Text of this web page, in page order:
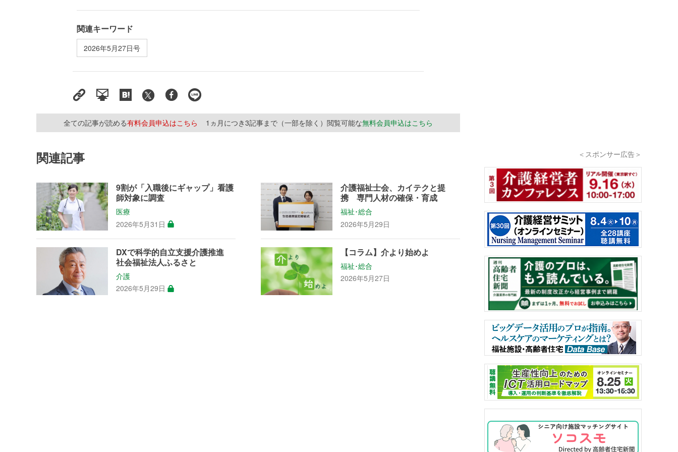
関連キーワード
2026年5月27日号
全ての記事が読める有料会員申込はこちら 1ヵ月につき3記事まで（一部を除く）閲覧可能な無料会員申込はこちら
関連記事
9割が「入職後にギャップ」看護
師対象に調査
医療
2026年5月31日
介護福祉士会、カイテクと提
携 専門人材の確保・育成
福祉･総合
2026年5月29日
DXで科学的自立支援介護推進
社会福祉法人ふるさと
介護
2026年5月29日
【コラム】介より始めよ
福祉･総合
2026年5月27日
＜スポンサー広告＞